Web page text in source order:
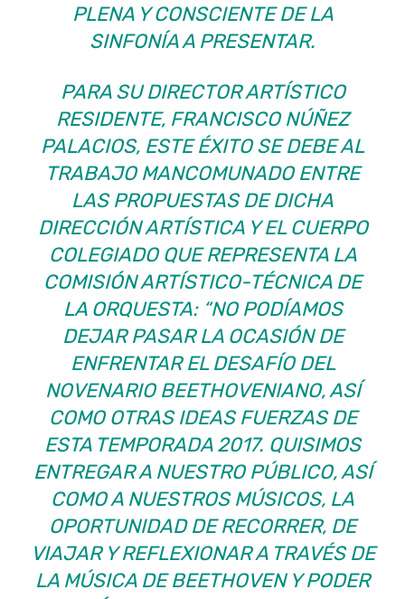
PLENA Y CONSCIENTE DE LA
SINFONÍA A PRESENTAR.
PARA SU DIRECTOR ARTÍSTICO
RESIDENTE, FRANCISCO NÚÑEZ
PALACIOS, ESTE ÉXITO SE DEBE AL
TRABAJO MANCOMUNADO ENTRE
LAS PROPUESTAS DE DICHA
DIRECCIÓN ARTÍSTICA Y EL CUERPO
COLEGIADO QUE REPRESENTA LA
COMISIÓN ARTÍSTICO-TÉCNICA DE
LA ORQUESTA: “NO PODÍAMOS
DEJAR PASAR LA OCASIÓN DE
ENFRENTAR EL DESAFÍO DEL
NOVENARIO BEETHOVENIANO, ASÍ
COMO OTRAS IDEAS FUERZAS DE
ESTA TEMPORADA 2017. QUISIMOS
ENTREGAR A NUESTRO PÚBLICO, ASÍ
COMO A NUESTROS MÚSICOS, LA
OPORTUNIDAD DE RECORRER, DE
VIAJAR Y REFLEXIONAR A TRAVÉS DE
LA MÚSICA DE BEETHOVEN Y PODER